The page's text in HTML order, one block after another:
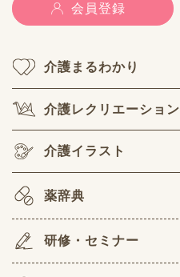
会員登録
介護まるわかり
介護レクリエーション
介護イラスト
薬辞典
研修・セミナー